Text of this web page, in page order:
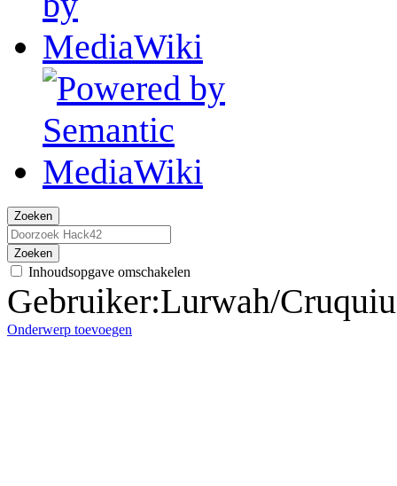
Zoeken
Zoeken
Inhoudsopgave omschakelen
Gebruiker:Lurwah/
Onderwerp toevoegen